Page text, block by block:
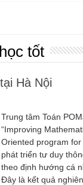
tốt
Hà Nội
Trung tâm Toán
“Improving
Oriented program
phát triển tư duy
theo định hướng cá
Đây là kết quả